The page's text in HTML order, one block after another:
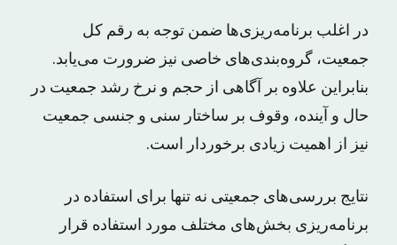
در اغلب برنامه‌ریزی‌ها ضمن توجه به رقم کل
جمعیت، گروه‌بندی‌های خاصی نیز ضرورت می‌یابد.
بنابراین علاوه بر آگاهی از حجم و نرخ رشد جمعیت در
حال و آینده، وقوف بر ساختار سنی و جنسی جمعیت
نیز از اهمیت زیادی برخوردار است.
نتایج بررسی‌های جمعیتی نه تنها برای استفاده در
برنامه‌ریزی‌ بخش‌های مختلف مورد استفاده قرار